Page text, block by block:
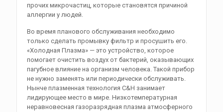
прочих микрочастиц, которые становятся причиной
аллергии у людей.
Во время планового обслуживания необходимо
только сделать промывку фильтр и просушить его.
«Холодная Плазма» — это устройство, которое
помогает очистить воздух от бактерий, оказывающих
пагубное влияние на организм человека. Такой прибор
не нужно заменять или периодически обслуживать.
Нынче плазменная технология C&H занимает
лидирующее место в мире. Низкотемпературная
неравновесная газоразрядная плазма атмосферного